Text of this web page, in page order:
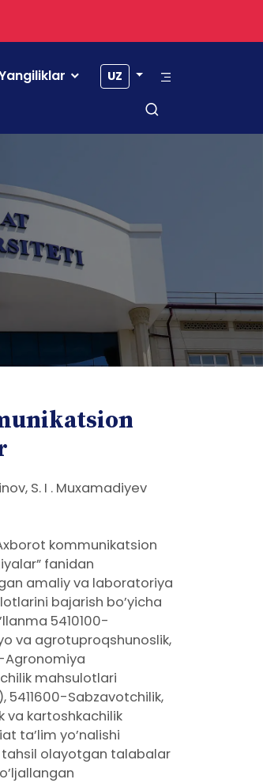
UZ
S. I . Muxamadiyev
kommunikatsion
fanidan
amaliy va laboratoriya
bajarish bo’yicha
5410100-
va agrotuproqshunoslik,
Agronomiya
mahsulotlari
5411600-Sabzavotchilik,
va kartoshkachilik
ta’lim yo’nalishi
tahsil olayotgan talabalar